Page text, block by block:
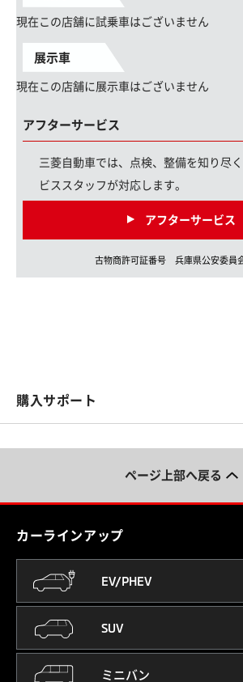
現在この店舗に試乗車はございません
展示車
現在この店舗に展示車はございません
アフターサービス
三菱自動車では、点検、整備を知り尽
ビススタッフが対応します。
アフターサービス
古物商許可証番号 兵庫県公安委員
購入サポート
ページ上部へ戻る
カーラインアップ
EV/PHEV
SUV
ミニバン